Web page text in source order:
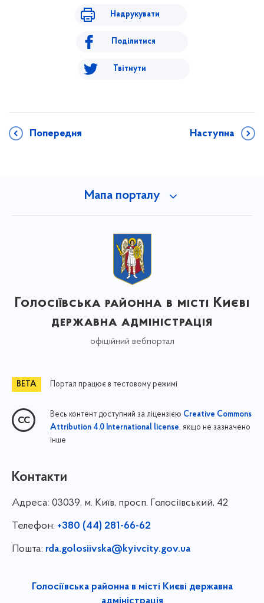
Надрукувати
Поділитися
Твітнути
Попередня Наступна
Мапа порталу
Голосіївська районна в місті Києві
державна адміністрація
офіційний вебпортал
Портал працює в тестовому режимі
Весь контент доступний за ліцензією Creative Commons
Attribution 4.0 International license, якщо не зазначено
інше
Контакти
Адреса: 03039, м. Київ, просп. Голосіївський, 42
Телефон: +380 (44) 281-66-62
Пошта: rda.golosiivska@kyivcity.gov.ua
Голосіївська районна в місті Києві державна